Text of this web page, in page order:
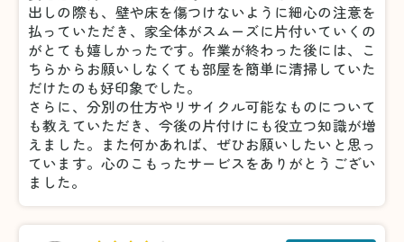
出しの際も、壁や床を傷つけないように細心の注意を
払っていただき、家全体がスムーズに片付いていくの
がとても嬉しかったです。作業が終わった後には、こ
ちらからお願いしなくても部屋を簡単に清掃していた
だけたのも好印象でした。
さらに、分別の仕方やリサイクル可能なものについて
も教えていただき、今後の片付けにも役立つ知識が増
えました。また何かあれば、ぜひお願いしたいと思っ
ています。心のこもったサービスをありがとうござい
ました。